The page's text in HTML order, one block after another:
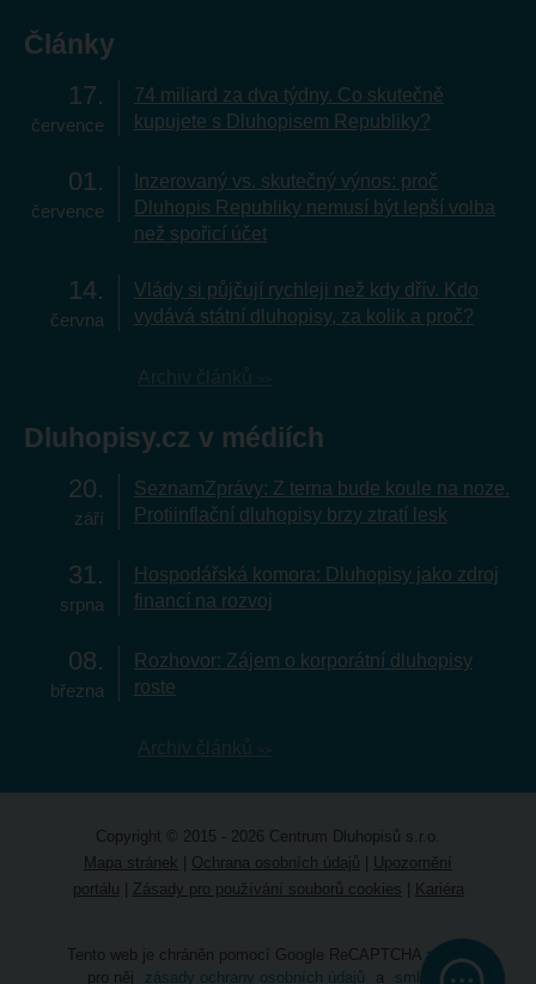
Články
17
července
74 miliard za dva týdny. Co skutečně
kupujete s Dluhopisem Republiky?
01
července
Inzerovaný vs. skutečný výnos: proč
Dluhopis Republiky nemusí být lepší volba
než spořicí účet
14
června
Vlády si půjčují rychleji než kdy dřív. Kdo
vydává státní dluhopisy, za kolik a proč?
Dluhopisy.cz v médiích
20
září
SeznamZprávy: Z terna bude koule na noze.
Protiinflační dluhopisy brzy ztratí lesk
31
srpna
Hospodářská komora: Dluhopisy jako zdroj
financí na rozvoj
08
března
Rozhovor: Zájem o korporátní dluhopisy
roste
Copyright © 2015 - 2026 Centrum Dluhopisů s.r.o.
Mapa stránek
Ochrana osobních údajů
Upozornění
portálu
Zásady pro používání souborů cookies Kariéra
Tento web je chráněn pomocí Google ReCAPTCHA a platí
pro něj
zásady ochrany osobních údajů a smluvní